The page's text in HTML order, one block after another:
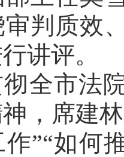
审判质效
讲评。
全市法
，席建
作”“如何